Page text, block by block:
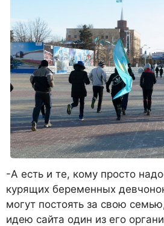
-А есть и те, кому просто
курящих беременных
могут постоять за свою
идею сайта один из его